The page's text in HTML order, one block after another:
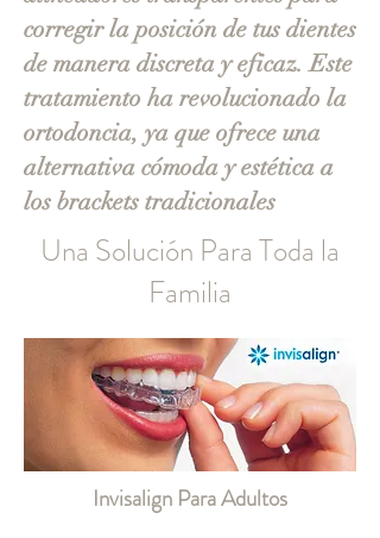
corregir la posición de tus dientes
de manera discreta y eficaz. Este
tratamiento ha revolucionado la
ortodoncia, ya que ofrece una
alternativa cómoda y estética a
los brackets tradicionales
Una Solución Para Toda la
Familia
Invisalign Para Adultos